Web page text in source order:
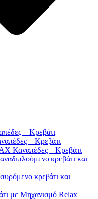
– Κρεβάτι
– Κρεβάτι
Καναπέδες – Κρεβάτι
κρεβάτι και
κρεβάτι και
με Μηχανισμό Relax